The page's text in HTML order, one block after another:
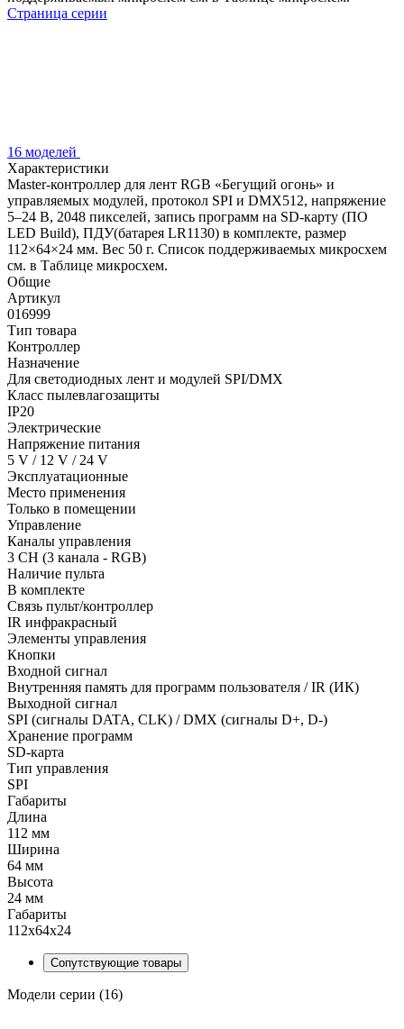
Страница серии
16 моделей
Характеристики
Master-контроллер для лент RGB «Бегущий огонь» и
управляемых модулей, протокол SPI и DMX512, напряжение
5–24 В, 2048 пикселей, запись программ на SD-карту (ПО
LED Build), ПДУ(батарея LR1130) в комплекте, размер
112×64×24 мм. Вес 50 г. Список поддерживаемых микросхем
см. в Таблице микросхем.
Общие
Артикул
016999
Тип товара
Контроллер
Назначение
Для светодиодных лент и модулей SPI/DMX
Класс пылевлагозащиты
IP20
Электрические
Напряжение питания
5 V / 12 V / 24 V
Эксплуатационные
Место применения
Только в помещении
Управление
Каналы управления
3 CH (3 канала - RGB)
Наличие пульта
В комплекте
Связь пульт/контроллер
IR инфракрасный
Элементы управления
Кнопки
Входной сигнал
Внутренняя память для программ пользователя / IR (ИК)
Выходной сигнал
SPI (сигналы DATA, CLK) / DMX (сигналы D+, D-)
Хранение программ
SD-карта
Тип управления
SPI
Габариты
Длина
112 мм
Ширина
64 мм
Высота
24 мм
Габариты
112х64х24
Сопутствующие товары
Модели серии (16)